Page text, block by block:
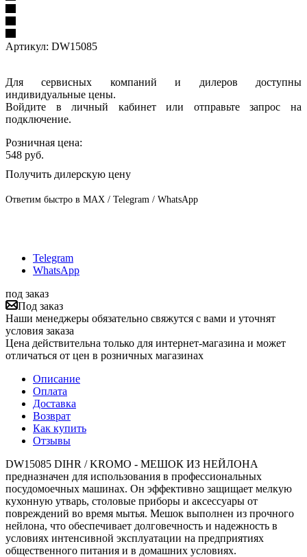
Артикул: DW15085
Для сервисных компаний и дилеров доступны
индивидуальные цены.
Войдите в личный кабинет или отправьте запрос на
подключение.
Розничная цена:
548 руб.
Получить дилерскую цену
Ответим быстро в MAX / Telegram / WhatsApp
Telegram
WhatsApp
под заказ
Под заказ
Наши менеджеры обязательно свяжутся с вами и уточнят
условия заказа
Цена действительна только для интернет-магазина и может
отличаться от цен в розничных магазинах
Описание
Оплата
Доставка
Возврат
Как купить
Отзывы
DW15085 DIHR / KROMO - МЕШОК ИЗ НЕЙЛОНА
предназначен для использования в профессиональных
посудомоечных машинах. Он эффективно защищает мелкую
кухонную утварь, столовые приборы и аксессуары от
повреждений во время мытья. Мешок выполнен из прочного
нейлона, что обеспечивает долговечность и надежность в
условиях интенсивной эксплуатации на предприятиях
общественного питания и в домашних условиях.